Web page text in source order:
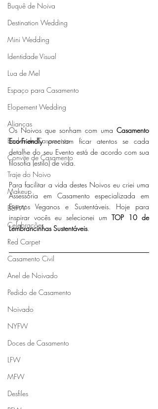
Buquê de Noiva
Destination Wedding
Mini Wedding
Identidade Visual
Lua de Mel
Espaço para Casamento
Elopement Wedding
Alianças
Bodas de Casamento
Convite de Casamento
Traje do Noivo
Makeup
BBFW
Celebrações
Red Carpet
Casamento Civil
Anel de Noivado
Pedido de Casamento
Noivado
NYFW
Doces de Casamento
LFW
MFW
Desfiles
Os Noivos que sonham com uma Casamento
Eco-Friendly precisam ficar atentos se cada
detalhe do seu Evento está de acordo com sua
filosofia (estilo) de vida.
Para facilitar a vida destes Noivos eu criei uma
Assessoria em Casamento especializada em
Eventos Veganos e Sustentáveis. Hoje para
inspirar vocês eu selecionei um TOP 10 de
Lembrancinhas Sustentáveis.